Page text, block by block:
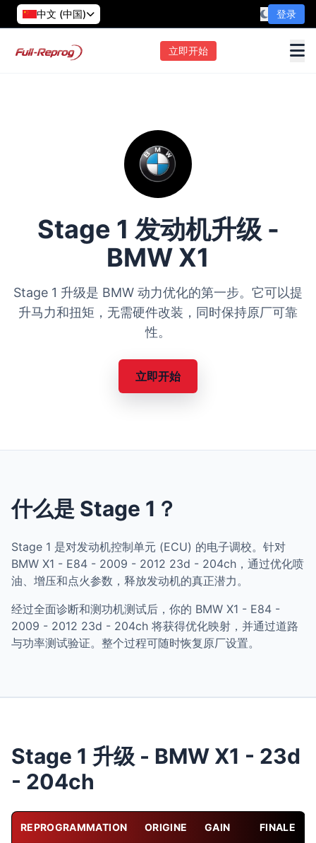
中文 (中国) 登录
立即开始
Stage 1 发动机升级 -
BMW X1
Stage 1 升级是 BMW 动力优化的第一步。它可以提
升马力和扭矩，无需硬件改装，同时保持原厂可靠
性。
立即开始
什么是 Stage 1？
Stage 1 是对发动机控制单元 (ECU) 的电子调校。针对
BMW X1 - E84 - 2009 - 2012 23d - 204ch，通过优化喷
油、增压和点火参数，释放发动机的真正潜力。
经过全面诊断和测功机测试后，你的 BMW X1 - E84 -
2009 - 2012 23d - 204ch 将获得优化映射，并通过道路
与功率测试验证。整个过程可随时恢复原厂设置。
Stage 1 升级 - BMW X1 - 23d
- 204ch
REPROGRAMMATION ORIGINE GAIN FINALE